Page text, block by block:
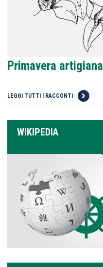
Primavera artigiana
LEGGI TUTTI I RACCONTI
WIKIPEDIA